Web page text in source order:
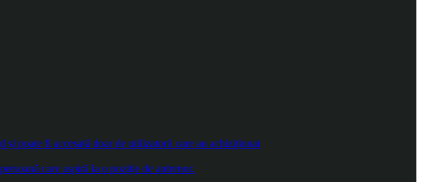
și poate fi accesată doar de utilizatorii care au achiziționat
care aspiră la o poziție de antrenor.